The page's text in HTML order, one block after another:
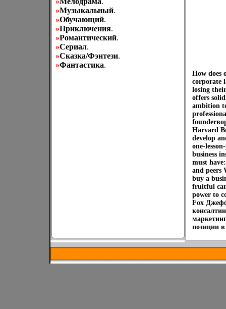
»Музыкальный.
»Обучающий.
»Приключения.
»Романтический.
»Сериал.
»Сказка/Фэнтези.
»Фантастика.
How does
corporate
losing
offers
ambition
Harvard
develop
one-
business
must
and peers
buy a
fruitful
power to
Fox
позиции